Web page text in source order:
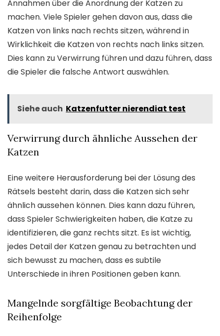
Annahmen über die Anordnung der Katzen zu
machen. Viele Spieler gehen davon aus, dass die
Katzen von links nach rechts sitzen, während in
Wirklichkeit die Katzen von rechts nach links sitzen.
Dies kann zu Verwirrung führen und dazu führen, dass
die Spieler die falsche Antwort auswählen.
Siehe auch Katzenfutter nierendiat test
Verwirrung durch ähnliche Aussehen der
Katzen
Eine weitere Herausforderung bei der Lösung des
Rätsels besteht darin, dass die Katzen sich sehr
ähnlich aussehen können. Dies kann dazu führen,
dass Spieler Schwierigkeiten haben, die Katze zu
identifizieren, die ganz rechts sitzt. Es ist wichtig,
jedes Detail der Katzen genau zu betrachten und
sich bewusst zu machen, dass es subtile
Unterschiede in ihren Positionen geben kann.
Mangelnde sorgfältige Beobachtung der
Reihenfolge